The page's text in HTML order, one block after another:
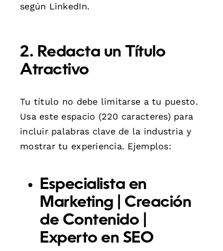
según LinkedIn.
2. Redacta un Título
Atractivo
Tu título no debe limitarse a tu puesto.
Usa este espacio (220 caracteres) para
incluir palabras clave de la industria y
mostrar tu experiencia. Ejemplos:
Especialista en
Marketing | Creación
de Contenido |
Experto en SEO